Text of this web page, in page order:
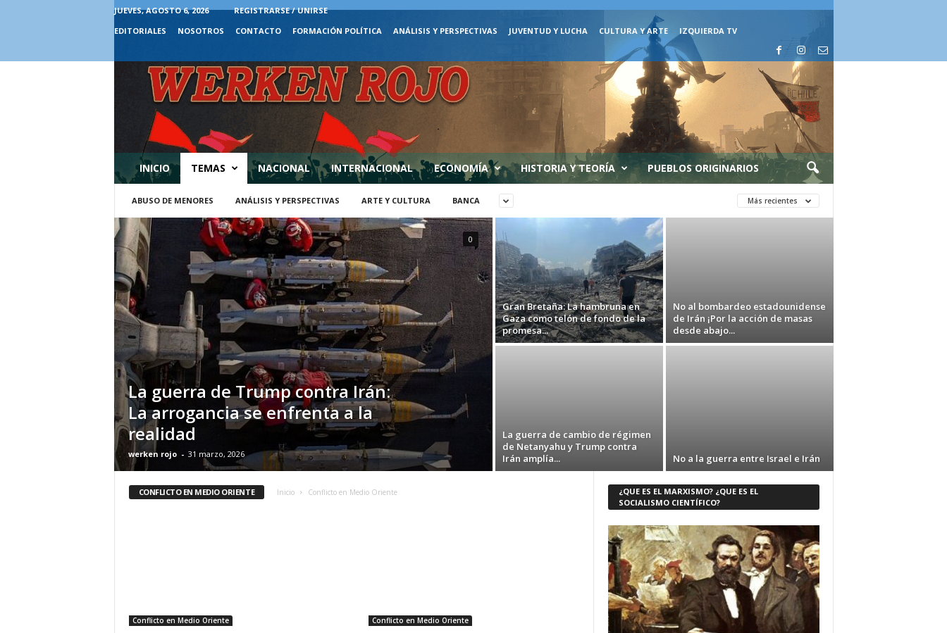
JUEVES, AGOSTO 6, 2026
REGISTRARSE / UNIRSE
EDITORIALES
NOSOTROS CONTACTO FORMACIÓN POLÍTICA ANÁLISIS Y PERSPECTIVAS JUVENTUD Y LUCHA CULTURA Y ARTE IZQUIERDA TV
INICIO TEMAS NACIONAL INTERNACIONAL ECONOMÍA HISTORIA Y TEORÍA PUEBLOS ORIGINARIOS
ABUSO DE MENORES ANÁLISIS Y PERSPECTIVAS ARTE Y CULTURA BANCA Más recientes
La guerra de Trump contra Irán:
La arrogancia se enfrenta a la
realidad
werken rojo - 31 marzo, 2026
0
Gran Bretaña: La hambruna en
Gaza como telón de fondo de la
promesa...
No al bombardeo estadounidense
de Irán ¡Por la acción de masas
desde abajo...
La guerra de cambio de régimen
de Netanyahu y Trump contra
Irán amplía...
No a la guerra entre Israel e Irán
CONFLICTO EN MEDIO ORIENTE Inicio Conflicto en Medio Oriente
Conflicto en Medio Oriente Conflicto en Medio Oriente
¿QUE ES EL MARXISMO? ¿QUE ES EL
SOCIALISMO CIENTÍFICO?